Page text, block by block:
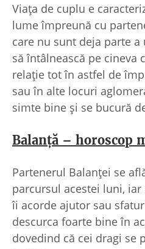
Viața de cuplu e
lume împreună cu
care nu sunt deja parte
să întâlnească pe cineva
relație tot în astfel de
sau în alte locuri
simte bine și se bucură
Balanță – horoscop
Partenerul Balanței se
parcursul acestei luni,
îi acorde ajutor sau
descurca foarte bine în
dovedind că cei dragi se